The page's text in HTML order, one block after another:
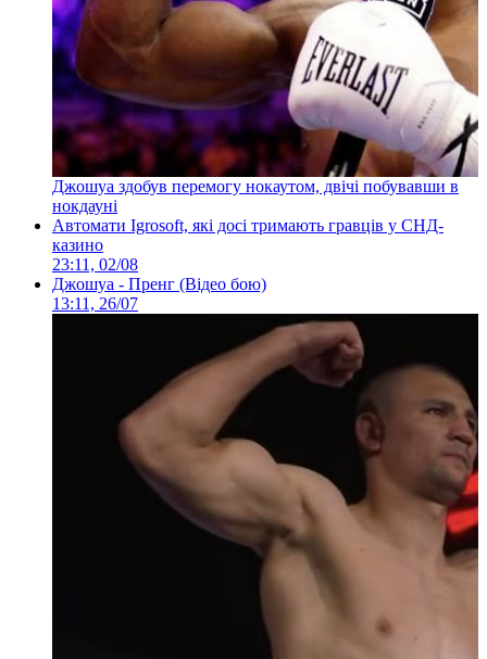
Джошуа здобув перемогу нокаутом, двічі побувавши в
нокдауні
Автомати Igrosoft, які досі тримають гравців у СНД-
казино
23:11, 02/08
Джошуа - Пренг (Відео бою)
13:11, 26/07